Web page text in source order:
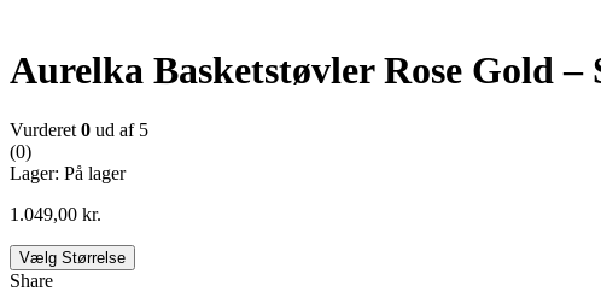
Aurelka Basketstøvler Rose Gold
Vurderet 0 ud af 5
(0)
Lager: På lager
1.049,00 kr.
Vælg Størrelse
Share